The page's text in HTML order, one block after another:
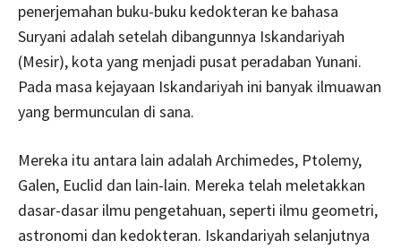
penerjemahan buku-buku kedokteran ke bahasa
Suryani adalah setelah dibangunnya Iskandariyah
(Mesir), kota yang menjadi pusat peradaban Yunani.
Pada masa kejayaan Iskandariyah ini banyak ilmuawan
yang bermunculan di sana.
Mereka itu antara lain adalah Archimedes, Ptolemy,
Galen, Euclid dan lain-lain. Mereka telah meletakkan
dasar-dasar ilmu pengetahuan, seperti ilmu geometri,
astronomi dan kedokteran. Iskandariyah selanjutnya